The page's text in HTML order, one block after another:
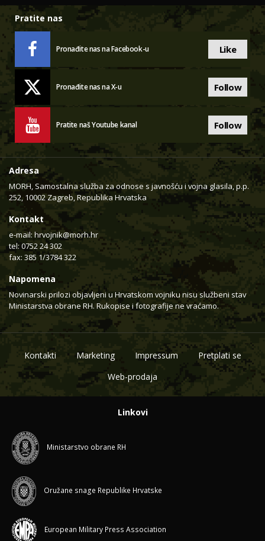
Pratite nas
Pronađite nas na Facebook-u Like
Pronađite nas na X-u Follow
Pratite naš Youtube kanal Follow
Adresa
MORH, Samostalna služba za odnose s javnošću i vojna glasila, p.p.
252, 10002 Zagreb, Republika Hrvatska
Kontakt
e-mail: hrvojnik@morh.hr
tel: 0752 24 302
fax: 385 1/3784 322
Napomena
Novinarski prilozi objavljeni u Hrvatskom vojniku nisu službeni stav
Ministarstva obrane RH. Rukopise i fotografije ne vraćamo.
Kontakti Marketing Impressum
Pretplati se
Web-prodaja
Linkovi
Ministarstvo obrane RH
Oružane snage Republike Hrvatske
European Military Press Association